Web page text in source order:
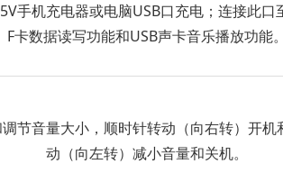
手机充电器或电脑USB口充电；连接此口
F卡数据读写功能和USB声卡音乐播放功能。
节音量大小，顺时针转动（向右转）开
动（向左转）减小音量和关机。